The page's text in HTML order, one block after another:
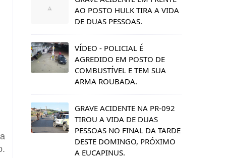
AO POSTO HULK TIRA A VIDA
DE DUAS PESSOAS.
VÍDEO - POLICIAL É
AGREDIDO EM POSTO DE
COMBUSTÍVEL E TEM SUA
ARMA ROUBADA.
GRAVE ACIDENTE NA PR-092
TIROU A VIDA DE DUAS
PESSOAS NO FINAL DA TARDE
DESTE DOMINGO, PRÓXIMO
A EUCAPINUS.